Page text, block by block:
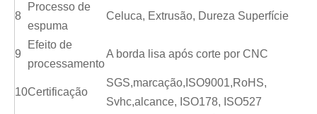
8
Processo de
espuma
Celuca, Extrusão, Dureza Superfície
9
Efeito de
processamento
A borda lisa após corte por CNC
10Certificação
SGS,marcação,ISO9001,RoHS,
Svhc,alcance, ISO178, ISO527